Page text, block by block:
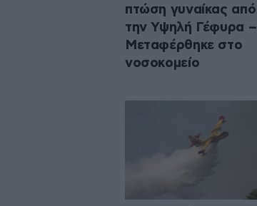
πτώση γυναίκας από
την Υψηλή Γέφυρα –
Μεταφέρθηκε στο
νοσοκομείο